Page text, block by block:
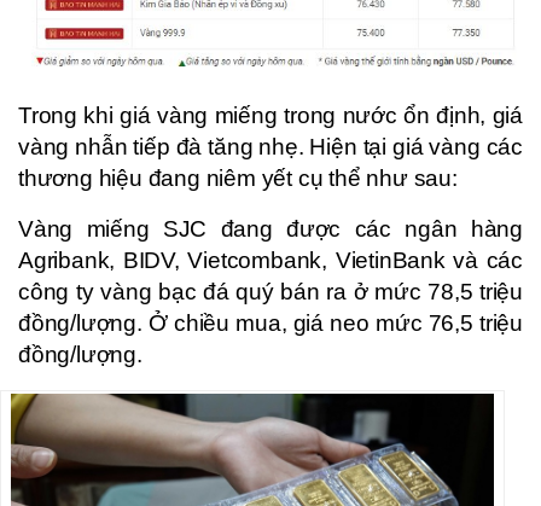
Trong khi giá vàng miếng trong nước ổn định, giá
vàng nhẫn tiếp đà tăng nhẹ. Hiện tại giá vàng các
thương hiệu đang niêm yết cụ thể như sau:
Vàng miếng SJC đang được các ngân hàng
Agribank, BIDV, Vietcombank, VietinBank và các
công ty vàng bạc đá quý bán ra ở mức 78,5 triệu
đồng/lượng. Ở chiều mua, giá neo mức 76,5 triệu
đồng/lượng.